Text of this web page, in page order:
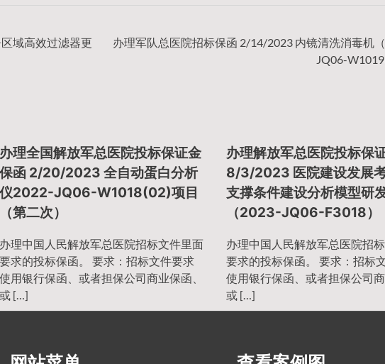
域高效过滤器更
办理军队总医院招标保函 2/14/2023 内镜清洗消毒机
JQ06-
办理全国解放军总医院投标保证金
保函 2/20/2023 全自动蛋白分析
仪2022-JQ06-W1018(02)项目
（第二次）
办理中国人民解放军总医院招标文件里面
要求的投标保函。 要求：招标文件要求
使用银行保函、或者担保公司商业保函、
或 […]
办理解放军总医院投标保
8/3/2023 医院建设发展
支撑条件建设分析模型研
（2023-JQ06-F3018）
办理中国人民解放军总医院招
要求的投标保函。 要求：招标
使用银行保函、或者担保公司商
或 […]